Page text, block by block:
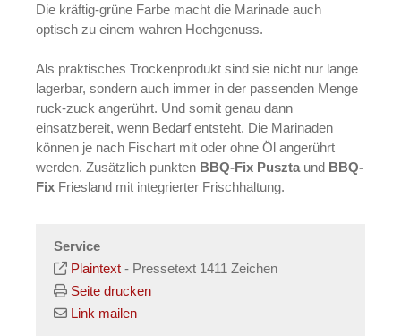
Die kräftig-grüne Farbe macht die Marinade auch
optisch zu einem wahren Hochgenuss.
Als praktisches Trockenprodukt sind sie nicht nur lange
lagerbar, sondern auch immer in der passenden Menge
ruck-zuck angerührt. Und somit genau dann
einsatzbereit, wenn Bedarf entsteht. Die Marinaden
können je nach Fischart mit oder ohne Öl angerührt
werden. Zusätzlich punkten BBQ-Fix Puszta und BBQ-
Fix Friesland mit integrierter Frischhaltung.
Service
Plaintext - Pressetext 1411 Zeichen
Seite drucken
Link mailen